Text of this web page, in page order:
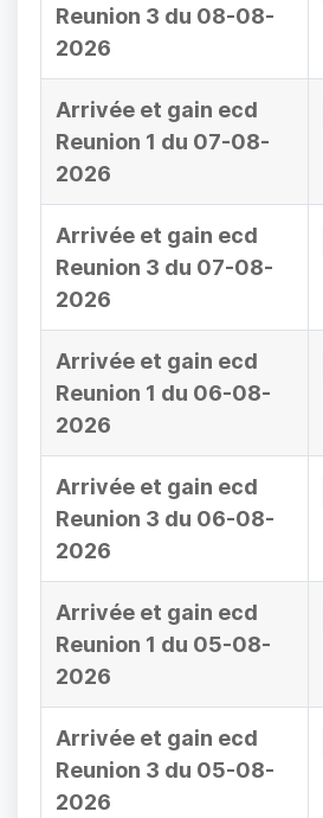
Reunion 3 du 08-08-
2026
Arrivée et gain ecd
Reunion 1 du 07-08-
2026
Arrivée et gain ecd
Reunion 3 du 07-08-
2026
Arrivée et gain ecd
Reunion 1 du 06-08-
2026
Arrivée et gain ecd
Reunion 3 du 06-08-
2026
Arrivée et gain ecd
Reunion 1 du 05-08-
2026
Arrivée et gain ecd
Reunion 3 du 05-08-
2026